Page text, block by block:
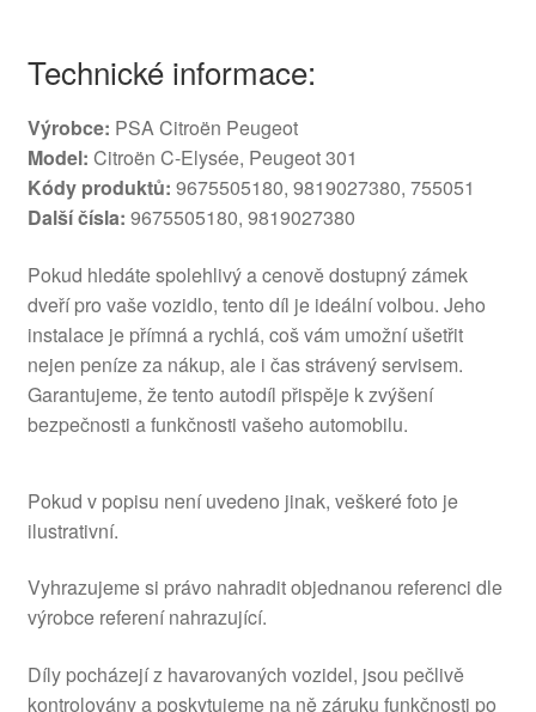
Technické informace:
Výrobce: PSA Citroën Peugeot
Model: Citroën C-Elysée, Peugeot 301
Kódy produktů: 9675505180, 9819027380, 755051
Další čísla: 9675505180, 9819027380
Pokud hledáte spolehlivý a cenově dostupný zámek
dveří pro vaše vozidlo, tento díl je ideální volbou. Jeho
instalace je přímná a rychlá, coš vám umožní ušetřit
nejen peníze za nákup, ale i čas strávený servisem.
Garantujeme, že tento autodíl přispěje k zvýšení
bezpečnosti a funkčnosti vašeho automobilu.
Pokud v popisu není uvedeno jinak, veškeré foto je
ilustrativní.
Vyhrazujeme si právo nahradit objednanou referenci dle
výrobce referení nahrazující.
Díly pocházejí z havarovaných vozidel, jsou pečlivě
kontrolovány a poskytujeme na ně záruku funkčnosti po